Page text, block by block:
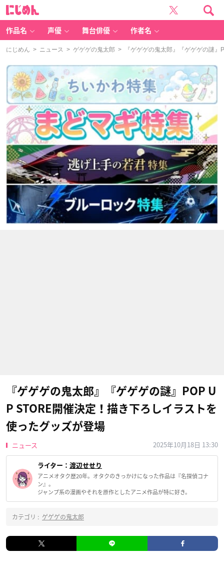
作品名 声優 舞台俳優 作者名
にじめん > ニュース > ゲゲゲの鬼太郎 > 『ゲゲゲの鬼太郎』『ゲゲゲの謎』
『ゲゲゲの鬼太郎』『ゲゲゲの謎』POP U
P STORE開催決定！描き下ろしイラストを
使ったグッズが登場
ニュース 2025年10月18日 13:30
ライター： 渡辺せせり
アニメオタク歴20年。オタクのきっかけになった作品は『名探偵コナ
ン』。
ジャンプ系の漫画やそれを原作としたアニメ作品が特に好き。
カテゴリ : ゲゲゲの鬼太郎